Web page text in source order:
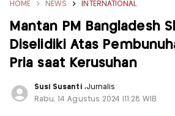
HOME NEWS INTERNATIONAL
Mantan PM Bangladesh
Diselidiki Atas
Pria saat Kerusuhan
Susi Susanti ,Jurnalis
Rabu, 14 Agustus 2024 |11:28 WIB